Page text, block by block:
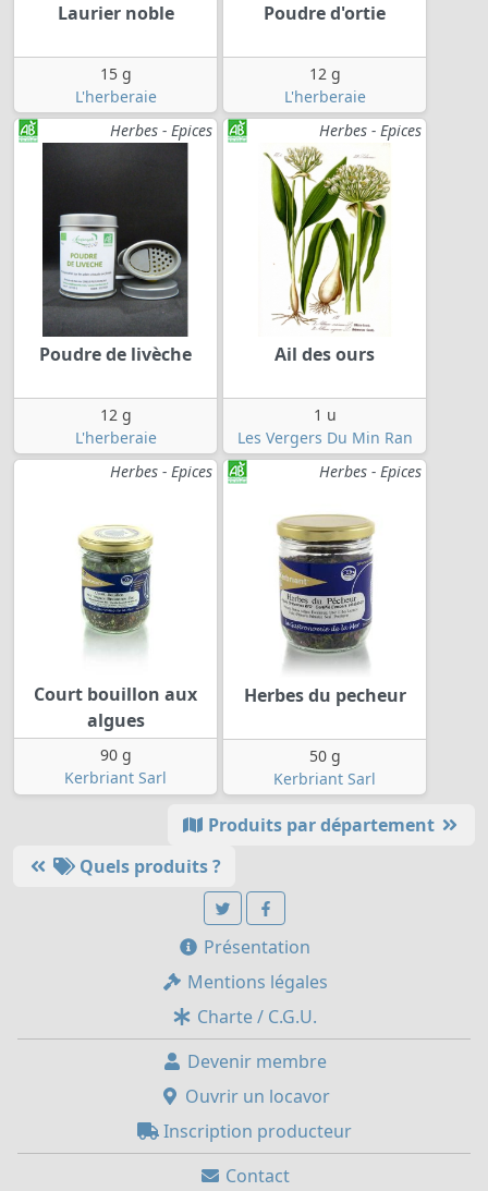
Laurier noble
15 g
L'herberaie
Poudre d'ortie
12 g
L'herberaie
Herbes - Epices
Poudre de livèche
12 g
L'herberaie
Herbes - Epices
Ail des ours
1 u
Les Vergers Du Min Ran
Herbes - Epices
Court bouillon aux
algues
90 g
Kerbriant Sarl
Herbes - Epices
Herbes du pecheur
50 g
Kerbriant Sarl
Produits par département
Quels produits ?
Présentation
Mentions légales
Charte / C.G.U.
Devenir membre
Ouvrir un locavor
Inscription producteur
Contact